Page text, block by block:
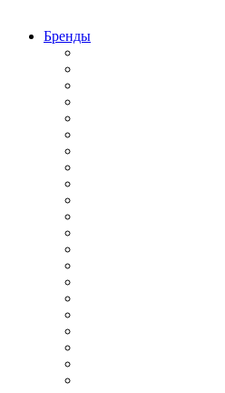
Бренды